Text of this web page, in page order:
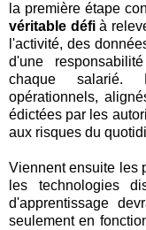
la première étape
véritable défià
l'activité, des
d'une
chaque salarié.
opérationnels,
édictées par les
aux risques du
Viennent ensuite les
les technologies
d'apprentissage
seulement en